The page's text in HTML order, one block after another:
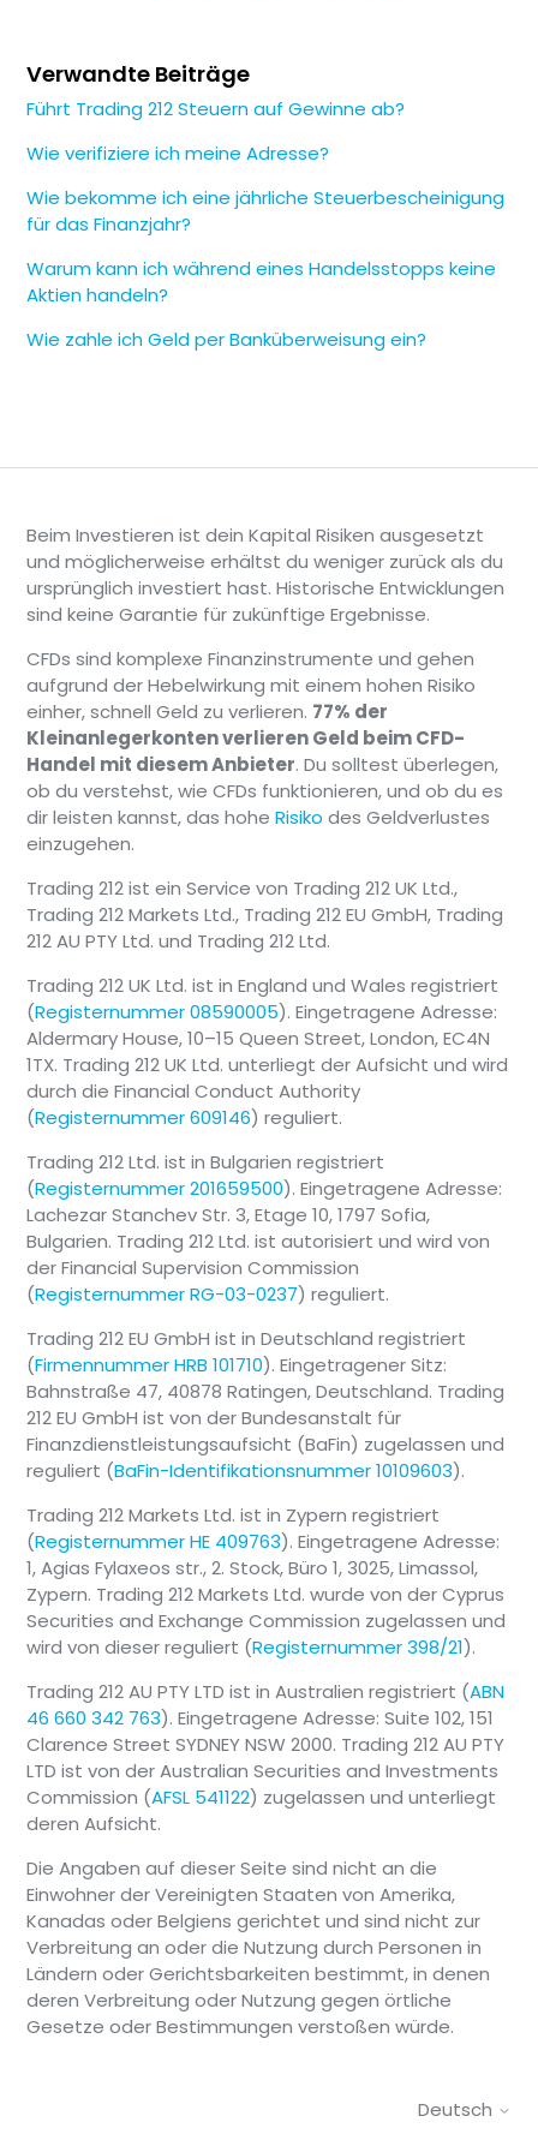
Zu denVertragsunterlagen
8BENaus und lade dein Formular
herunter
📄Hinweis
Die neueste Version deines Formulars
steht zum Download zur Verfügung.
ausgefüllt hast, wird es nicht im Bereich
Verwandte Beiträge
Führt Trading 212 Steuern auf Gewinne ab?
Wie verifiziere ich meine Adresse?
Wie bekomme ich eine jährliche Steuerbescheinigung
für das Finanzjahr?
Warum kann ich während eines Handelsstopps keine
Aktien handeln?
Wie zahle ich Geld per Banküberweisung ein?
Beim Investieren ist dein Kapital Risiken ausgesetzt
und möglicherweise erhältst du weniger zurück als du
ursprünglich investiert hast. Historische Entwicklungen
sind keine Garantie für zukünftige Ergebnisse.
CFDs sind komplexe Finanzinstrumente und gehen
aufgrund der Hebelwirkung mit einem hohen Risiko
einher, schnell Geld zu verlieren. 77% der
Kleinanlegerkonten verlieren Geld beim CFD-
Handel mit diesem Anbieter. Du solltest überlegen,
ob du verstehst, wie CFDs funktionieren, und ob du es
dir leisten kannst, das hoheRisiko des Geldverlustes
einzugehen.
Trading 212 ist ein Service von Trading 212 UK Ltd.,
Trading 212 Markets Ltd., Trading 212 EU GmbH, Trading
212 AU PTY Ltd. und Trading 212 Ltd.
Trading 212 UK Ltd. ist in England und Wales registriert
(Registernummer 08590005). Eingetragene Adresse:
Aldermary House, 10–15 Queen Street, London, EC4N
1TX. Trading 212 UK Ltd. unterliegt der Aufsicht und wird
durch die Financial Conduct Authority
(Registernummer 609146) reguliert.
Trading 212 Ltd. ist in Bulgarien registriert
(Registernummer 201659500). Eingetragene Adresse:
Lachezar Stanchev Str. 3, Etage 10, 1797 Sofia,
Bulgarien. Trading 212 Ltd. ist autorisiert und wird von
der Financial Supervision Commission
(Registernummer RG-03-0237) reguliert.
Trading 212 EU GmbH ist in Deutschland registriert
(Firmennummer HRB 101710). Eingetragener Sitz:
Bahnstraße 47, 40878 Ratingen, Deutschland. Trading
212 EU GmbH ist von der Bundesanstalt für
Finanzdienstleistungsaufsicht (BaFin) zugelassen und
reguliert (BaFin-Identifikationsnummer 10109603).
Trading 212 Markets Ltd. ist in Zypern registriert
(Registernummer HE 409763). Eingetragene Adresse:
1, Agias Fylaxeos str., 2. Stock, Büro 1, 3025, Limassol,
Zypern. Trading 212 Markets Ltd. wurde von der Cyprus
Securities and Exchange Commission zugelassen und
wird von dieser reguliert (Registernummer 398/21).
Trading 212 AU PTY LTD ist in Australien registriert (ABN
46 660 342 763). Eingetragene Adresse: Suite 102, 151
Clarence Street SYDNEY NSW 2000. Trading 212 AU PTY
LTD ist von der Australian Securities and Investments
Commission (AFSL 541122) zugelassen und unterliegt
deren Aufsicht.
Die Angaben auf dieser Seite sind nicht an die
Einwohner der Vereinigten Staaten von Amerika,
Kanadas oder Belgiens gerichtet und sind nicht zur
Verbreitung an oder die Nutzung durch Personen in
Ländern oder Gerichtsbarkeiten bestimmt, in denen
deren Verbreitung oder Nutzung gegen örtliche
Gesetze oder Bestimmungen verstoßen würde.
Deutsch